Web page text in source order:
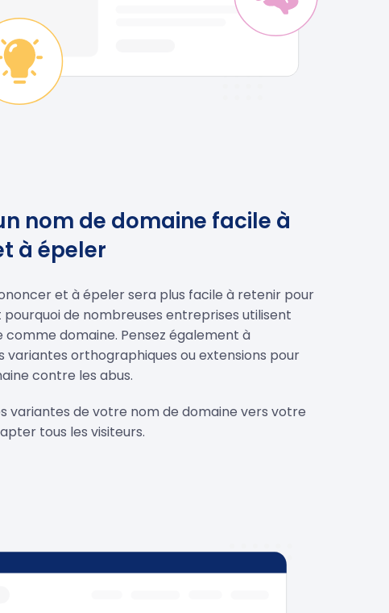
nom de domaine facile à
à épeler
et à épeler sera plus facile à retenir pour
pourquoi de nombreuses entreprises utilisent
comme domaine. Pensez également à
variantes orthographiques ou extensions pour
contre les abus.
variantes de votre nom de domaine vers votre
tous les visiteurs.